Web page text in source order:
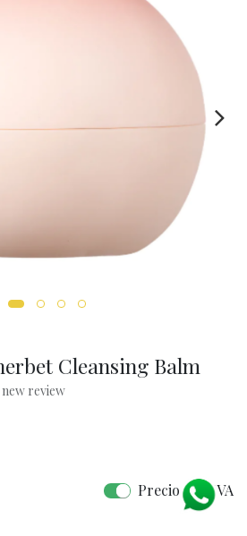
Cleansing Balm
review
Precio con IVA